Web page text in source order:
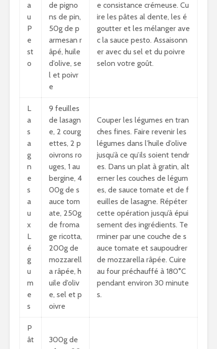
a
u
P
e
st
o
de pigno
ns de pin,
50g de p
armesan r
âpé, huile
d’olive, se
l et poivr
e
e consistance crémeuse. Cu
ire les pâtes al dente, les é
goutter et les mélanger ave
c la sauce pesto. Assaisonn
er avec du sel et du poivre
selon votre goût.
L
a
s
a
g
n
e
s
a
u
x
L
é
g
u
m
e
s
9 feuilles
de lasagn
e, 2 courg
ettes, 2 p
oivrons ro
uges, 1 au
bergine, 4
00g de s
auce tom
ate, 250g
de froma
ge ricotta,
200g de
mozzarell
a râpée, h
uile d’oliv
e, sel et p
oivre
Couper les légumes en tran
ches fines. Faire revenir les
légumes dans l’huile d’olive
jusqu’à ce qu’ils soient tendr
es. Dans un plat à gratin, alt
erner les couches de légum
es, de sauce tomate et de f
euilles de lasagne. Répéter
cette opération jusqu’à épui
sement des ingrédients. Te
rminer par une couche de s
auce tomate et saupoudrer
de mozzarella râpée. Cuire
au four préchauffé à 180°C
pendant environ 30 minute
s.
P
ât
300g de